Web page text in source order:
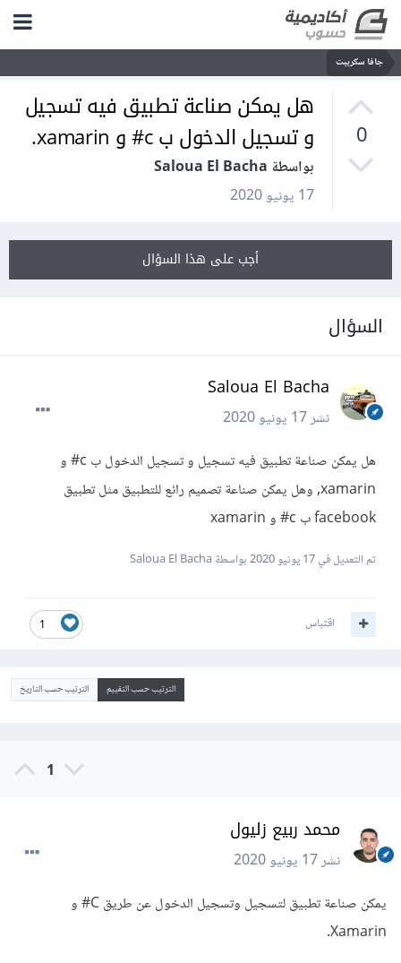
جافا سكريبت
0
هل يمكن صناعة تطبيق فيه تسجيل
و تسجيل الدخول ب c# و xamarin.
بواسطة Saloua El Bacha
17 يونيو 2020
أجب على هذا السؤال
السؤال
Saloua El Bacha
نشر17 يونيو 2020
هل يمكن صناعة تطبيق فيه تسجيل و تسجيل الدخول ب c# و
xamarin, وهل يمكن صناعة تصميم رائع للتطبيق مثل تطبيق
facebook ب c# و xamarin
تم التعديل في17 يونيو 2020 بواسطة Saloua El Bacha
1 اقتباس
الترتيب حسب التقييم الترتيب حسب التاريخ
1
محمد ربيع زليول
نشر17 يونيو 2020
يمكن صناعة تطبيق لتسجيل وتسجيل الدخول عن طريق C# و
Xamarin.